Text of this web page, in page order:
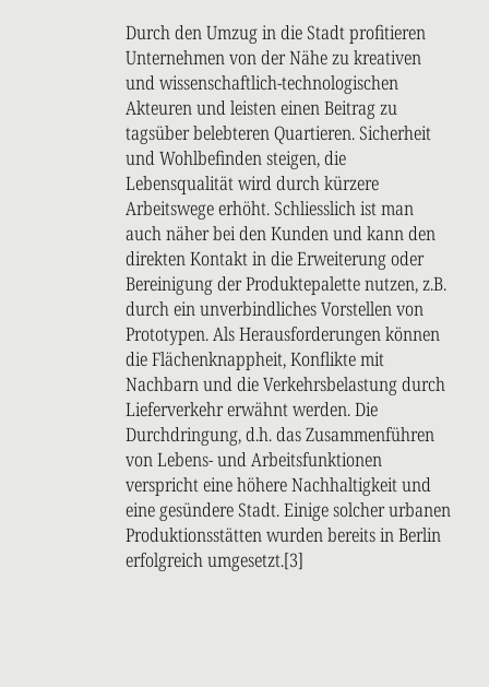
Durch den Umzug in die Stadt profitieren
Unternehmen von der Nähe zu kreativen
und wissenschaftlich-technologischen
Akteuren und leisten einen Beitrag zu
tagsüber belebteren Quartieren. Sicherheit
und Wohlbefinden steigen, die
Lebensqualität wird durch kürzere
Arbeitswege erhöht. Schliesslich ist man
auch näher bei den Kunden und kann den
direkten Kontakt in die Erweiterung oder
Bereinigung der Produktepalette nutzen, z.B.
durch ein unverbindliches Vorstellen von
Prototypen. Als Herausforderungen können
die Flächenknappheit, Konflikte mit
Nachbarn und die Verkehrsbelastung durch
Lieferverkehr erwähnt werden. Die
Durchdringung, d.h. das Zusammenführen
von Lebens- und Arbeitsfunktionen
verspricht eine höhere Nachhaltigkeit und
eine gesündere Stadt. Einige solcher urbanen
Produktionsstätten wurden bereits in Berlin
erfolgreich umgesetzt.[3]